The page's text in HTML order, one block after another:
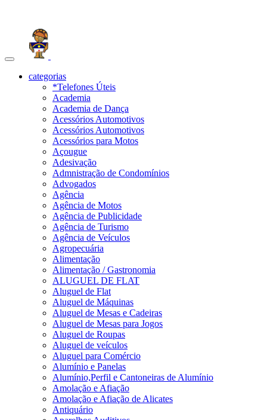
Toggle
navigationcategorias
*Telefones Úteis
Academia
Academia de Dança
Acessórios Automotivos
Acessórios Automotivos
Acessórios para Motos
Açougue
Adesivação
Admnistração de Condomínios
Advogados
Agência
Agência de Motos
Agência de Publicidade
Agência de Turismo
Agência de Veículos
Agropecuária
Alimentação
Alimentação / Gastronomia
ALUGUEL DE FLAT
Aluguel de Flat
Aluguel de Máquinas
Aluguel de Mesas e Cadeiras
Aluguel de Mesas para Jogos
Aluguel de Roupas
Aluguel de veículos
Aluguel para Comércio
Alumínio e Panelas
Alumínio,Perfil e Cantoneiras de Alumínio
Amolação e Afiação
Amolação e Afiação de Alicates
Antiquário